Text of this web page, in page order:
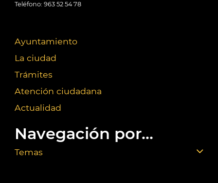
Teléfono: 963 52 54 78
Ayuntamiento
La ciudad
Trámites
Atención ciudadana
Actualidad
Navegación por...
Temas